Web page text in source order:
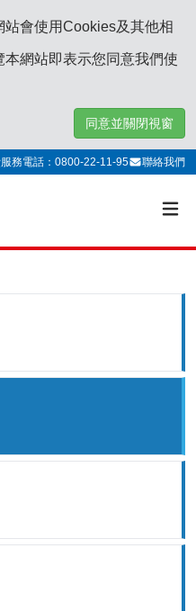
會使用Cookies及其他相
網站即表示您同意我們使
同意並關閉視窗
務電話：0800-22-11-95 聯絡我們